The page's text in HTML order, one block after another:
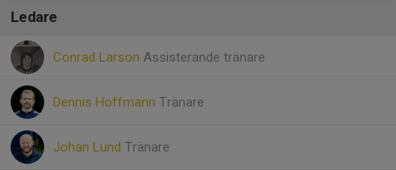
Ledare
Conrad Larson Assisterande tränare
Dennis Hoffmann Tränare
Johan Lund Tränare